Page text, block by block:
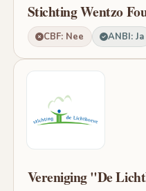
Stichting Wentzo
CBF: Nee ANBI: Ja
Vereniging "De